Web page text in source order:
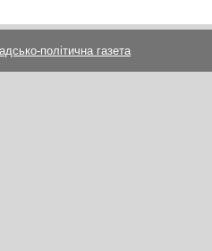
політична газета